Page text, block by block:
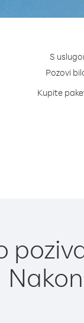
S
Pozovi
Kupite